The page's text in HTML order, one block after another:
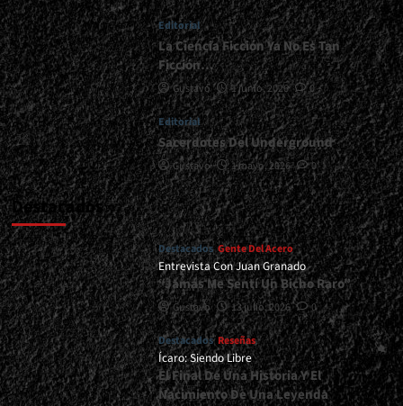
Se
Trata
De
Heavy
Metal</div>
Editorial
La Ciencia Ficción Ya No Es Tan
Ficción…
Gustavo 1 junio, 2026 0
Editorial
Sacerdotes Del Underground
Gustavo 1 mayo, 2026 0
Destacados
Destacados Gente Del Acero
Entrevista Con Juan Granado
“Jamás Me Sentí Un Bicho Raro”
Gustavo 13 julio, 2026 0
Destacados Reseñas
Ícaro: Siendo Libre
El Final De Una Historia Y El
Nacimiento De Una Leyenda